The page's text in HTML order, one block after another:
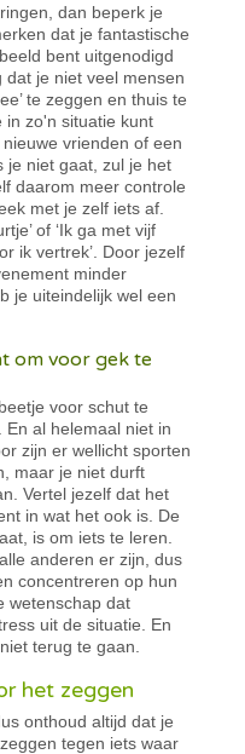
dan beperk je
dat je fantastische
bent uitgenodigd
je niet veel mensen
te zeggen en thuis te
in zo'n situatie kunt
vrienden of een
je niet gaat, zul je het
daarom meer controle
met je zelf iets af.
of ‘Ik ga met vijf
ik vertrek’. Door jezelf
minder
je uiteindelijk wel een
om voor gek te
voor schut te
al helemaal niet in
zijn er wellicht sporten
maar je niet durft
Vertel jezelf dat het
in wat het ook is. De
is om iets te leren.
anderen er zijn, dus
concentreren op hun
wetenschap dat
uit de situatie. En
terug te gaan.
het zeggen
onthoud altijd dat je
tegen iets waar